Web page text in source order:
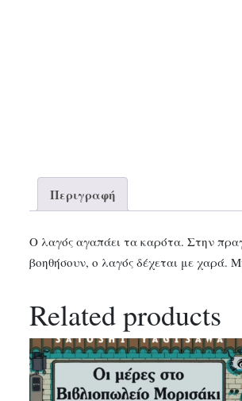
Περιγραφή
Ο λαγός αγαπάει τα καρότα. Στην
βοηθήσουν, ο λαγός δέχεται με χαρά.
Related products